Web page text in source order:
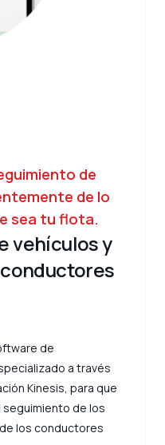
de
de lo
sea tu flota.
vehículos y
de
a través
Kinesis, para que
seguimiento de los
los conductores